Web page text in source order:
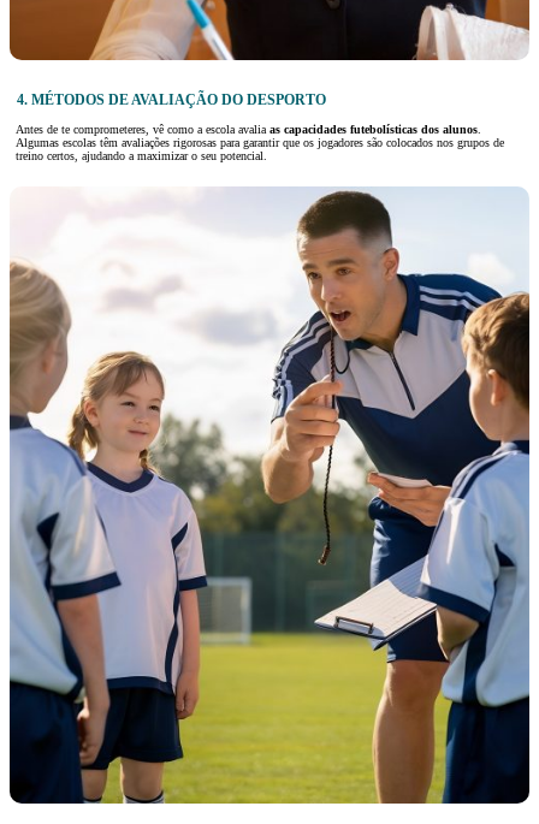
4. MÉTODOS DE AVALIAÇÃO DO DESPORTO
Antes de te comprometeres, vê como a escola avalia as capacidades futebolísticas dos alunos
Algumas escolas têm avaliações rigorosas para garantir que os jogadores são colocados nos grupos de
treino certos, ajudando a maximizar o seu potencial.